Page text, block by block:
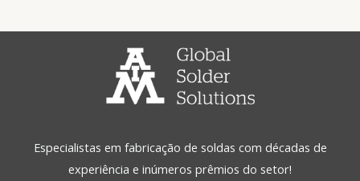
Especialistas em fabricação de soldas com décadas de
experiência e inúmeros prêmios do setor!